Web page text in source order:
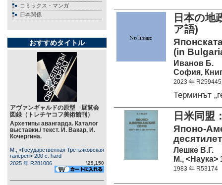
コミックス・マンガ
日本関係
おすすめタイトル
アヴァンギャルドの原型 展覧会
図録（トレチヤコフ美術館刊）
Архетипы авангарда. Каталог
выставки./ текст. И. Вакар, И.
Кочергина.
М., <Государственная Третьяковская
галерея> 200 c. hard
2025 年 R281006
\29,150
日本の
ア語)
(in
Иванов Б.
София,
2023 年 R259445
Терминът
日米同
Японо-
Лешке В.Г.
М., <Наука>
1983 年 R53174